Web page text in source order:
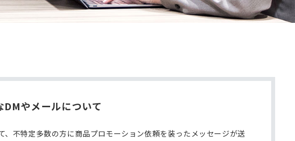
やメールについて
不特定多数の方に商品プロモーション依頼を装ったメッセージが送